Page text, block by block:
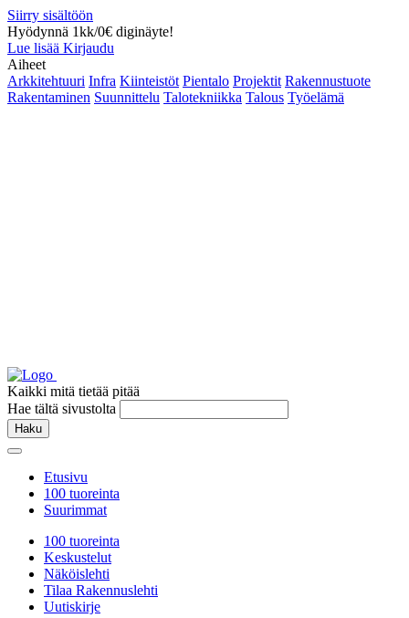
Siirry sisältöön
Hyödynnä 1kk/0€ diginäyte!
Lue lisää Kirjaudu
Aiheet
Arkkitehtuuri Infra Kiinteistöt Pientalo Projektit Rakennustuote
Rakentaminen Suunnittelu Talotekniikka Talous Työelämä
Kaikki mitä tietää pitää
Hae tältä sivustolta
Haku
Etusivu
100 tuoreinta
Suurimmat
100 tuoreinta
Keskustelut
Näköislehti
Tilaa Rakennuslehti
Uutiskirje